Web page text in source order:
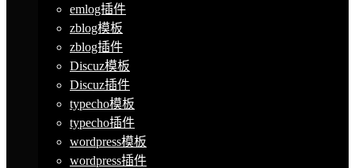
emlog插件
zblog模板
zblog插件
Discuz模板
Discuz插件
typecho模板
typecho插件
wordpress模板
wordpress插件